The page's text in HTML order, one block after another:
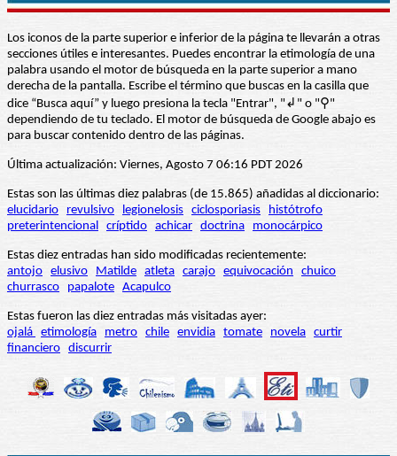
Los iconos de la parte superior e inferior de la página te llevarán a otras
secciones útiles e interesantes. Puedes encontrar la etimología de una
palabra usando el motor de búsqueda en la parte superior a mano
derecha de la pantalla. Escribe el término que buscas en la casilla que
dice “Busca aquí” y luego presiona la tecla "Entrar", "↲" o "⚲"
dependiendo de tu teclado. El motor de búsqueda de Google abajo es
para buscar contenido dentro de las páginas.
Última actualización: Viernes, Agosto 7 06:16 PDT 2026
Estas son las últimas diez palabras (de 15.865) añadidas al diccionario:
elucidario
revulsivo legionelosis ciclosporiasis
histótrofo
preterintencional
críptido achicar doctrina monocárpico
Estas diez entradas han sido modificadas recientemente:
antojo elusivo Matilde atleta carajo equivocación
chuico
churrasco
papalote Acapulco
Estas fueron las diez entradas más visitadas ayer:
ojalá etimología metro chile envidia tomate novela curtir
financiero discurrir